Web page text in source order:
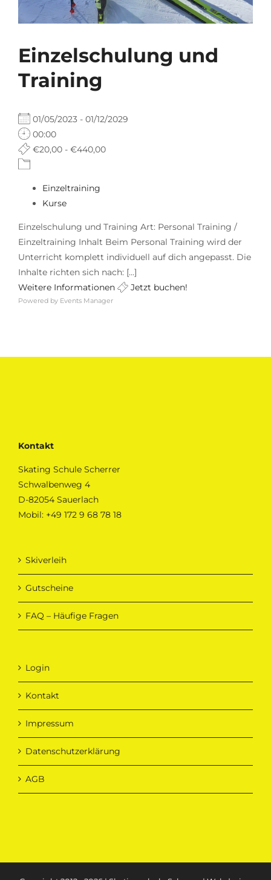
Einzelschulung und
Training
01/05/2023 - 01/12/2029
00:00
€20,00 - €440,00
Einzeltraining
Kurse
Einzelschulung und Training Art: Personal Training /
Einzeltraining Inhalt Beim Personal Training wird der
Unterricht komplett individuell auf dich angepasst. Die
Inhalte richten sich nach: [...]
Weitere Informationen
Jetzt buchen!
Powered by Events Manager
Kontakt
Skating Schule Scherrer
Schwalbenweg 4
D-82054 Sauerlach
Mobil: +49 172 9 68 78 18
Skiverleih
Gutscheine
FAQ – Häufige Fragen
Login
Kontakt
Impressum
Datenschutzerklärung
AGB